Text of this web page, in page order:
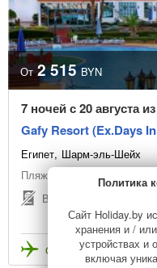
От 2 515 BYN
7 ночей с 20 августа
Gafy Resort (Ex.Days
Египет Шарм-эль-Шейх
Пляжный отдых
Виза не нужна
Стоимость с перелетом
Политика
Сайт Holiday.by
хранения и /
устройствах и
включая